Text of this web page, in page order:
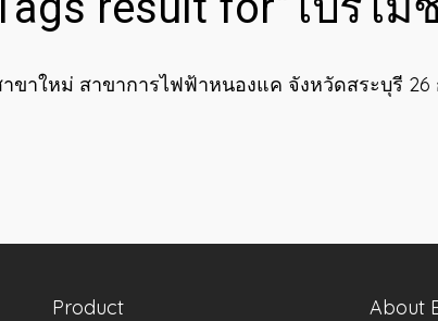
าขาใหม่ สาขาการไฟฟ้าหนองแค จังหวัดสระบุรี 26
Product
About